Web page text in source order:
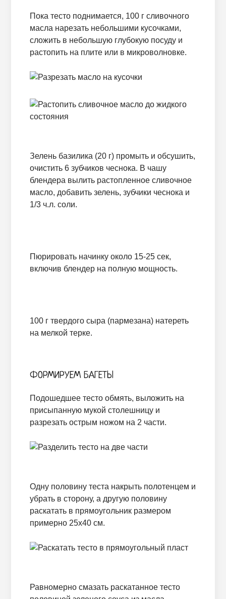
Пока тесто поднимается, 100 г сливочного
масла нарезать небольшими кусочками,
сложить в небольшую глубокую посуду и
растопить на плите или в микроволновке.
Зелень базилика (20 г) промыть и обсушить,
очистить 6 зубчиков чеснока. В чашу
блендера вылить растопленное сливочное
масло, добавить зелень, зубчики чеснока и
1/3 ч.л. соли.
Пюрировать начинку около 15-25 сек,
включив блендер на полную мощность.
100 г твердого сыра (пармезана) натереть
на мелкой терке.
ФОРМИРУЕМ БАГЕТЫ
Подошедшее тесто обмять, выложить на
присыпанную мукой столешницу и
разрезать острым ножом на 2 части.
Одну половину теста накрыть полотенцем и
убрать в сторону, а другую половину
раскатать в прямоугольник размером
примерно 25х40 см.
Равномерно смазать раскатанное тесто